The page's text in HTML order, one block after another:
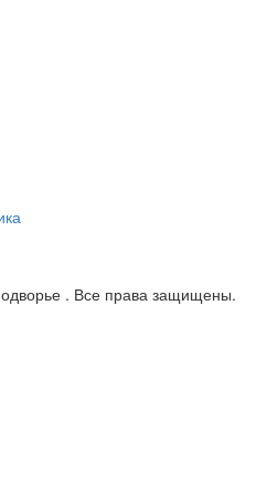
. Все права защищены.